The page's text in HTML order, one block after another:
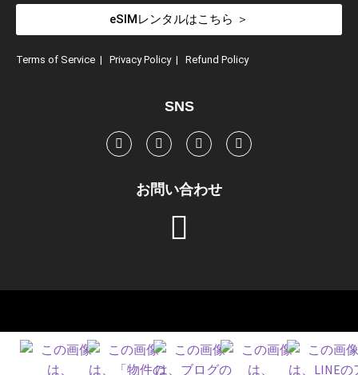
eSIMレンタルはこちら ＞
Terms of Service | Privacy Policy | Refund Policy
SNS
お問い合わせ